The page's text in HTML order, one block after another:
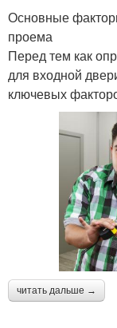
Основные
проема
Перед тем как
для входной
ключевых
читать дальше →